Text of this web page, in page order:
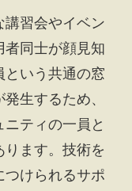
講習会やイベン
者同士が顔見知
という共通の窓
生するため、
ティの一員と
ります。技術を
つけられるサポ